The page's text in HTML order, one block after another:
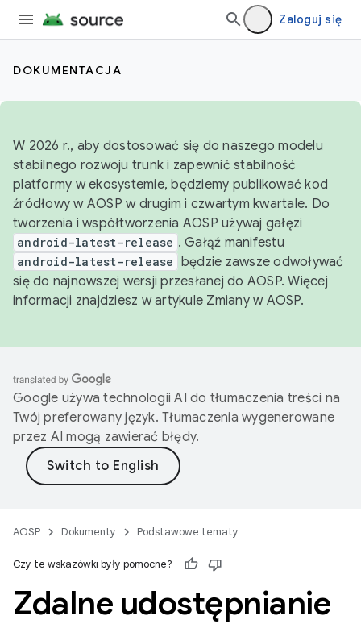
Zaloguj się
DOKUMENTACJA
W 2026 r., aby dostosować się do naszego modelu
stabilnego rozwoju trunk i zapewnić stabilność
platformy w ekosystemie, będziemy publikować kod
źródłowy w AOSP w drugim i czwartym kwartale. Do
tworzenia i współtworzenia AOSP używaj gałęzi
android-latest-release . Gałąź manifestu
android-latest-release będzie zawsze odwoływać
się do najnowszej wersji przesłanej do AOSP. Więcej
informacji znajdziesz w artykule Zmiany w AOSP.
Google używa technologii AI do tłumaczenia treści na
Twój preferowany język. Tłumaczenia wygenerowane
przez AI mogą zawierać błędy.
AOSP Dokumenty Podstawowe tematy
Czy te wskazówki były pomocne?
Zdalne udostępnianie